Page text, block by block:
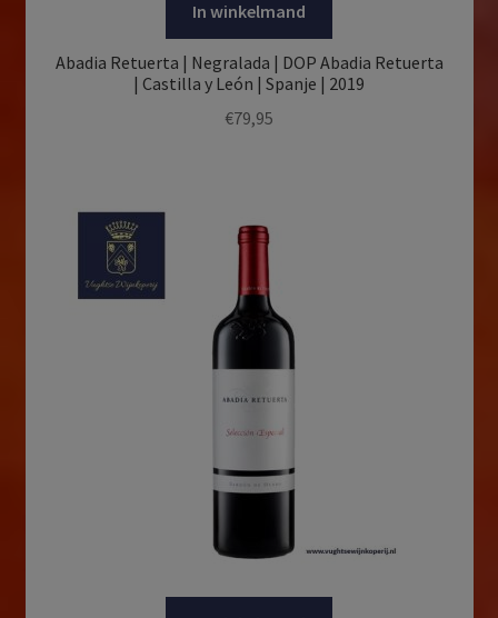
In winkelmand
Abadia Retuerta | Negralada | DOP Abadia Retuerta
| Castilla y León | Spanje | 2019
€79,95